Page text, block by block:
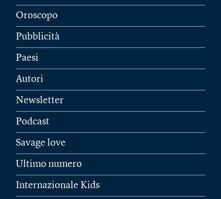
Oroscopo
Pubblicità
Paesi
Autori
Newsletter
Podcast
Savage love
Ultimo numero
Internazionale Kids